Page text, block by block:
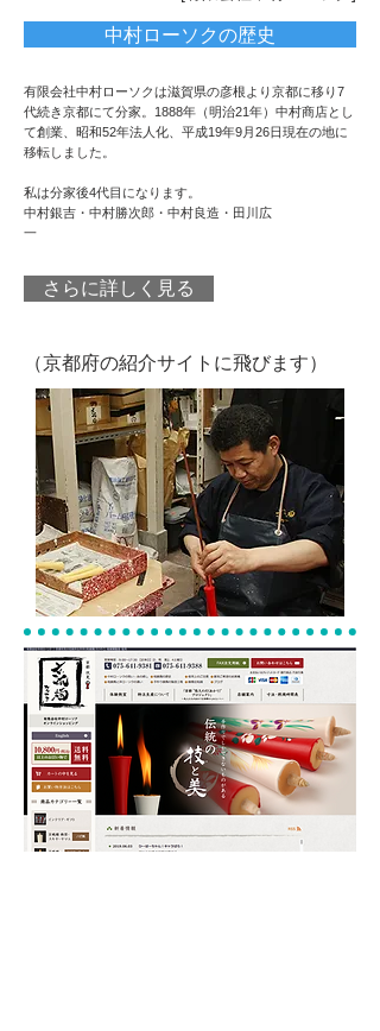
中村ローソクの歴史
有限会社中村ローソクは滋賀県の彦根より京都に移り7
代続き京都にて分家。1888年（明治21年）中村商店とし
て創業、昭和52年法人化、平成19年9月26日現在の地に
移転しました。
私は分家後4代目になります。
中村銀吉・中村勝次郎・中村良造・田川広
一
さらに詳しく見る
（京都府の紹介サイトに飛びます）